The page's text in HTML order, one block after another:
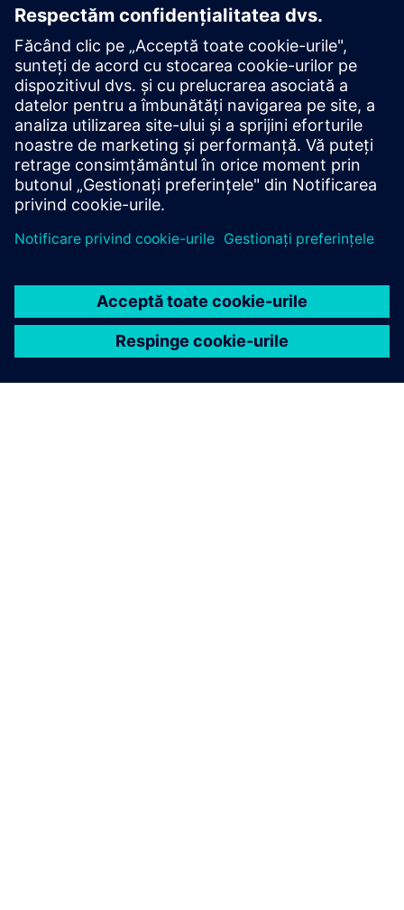
Digital transformation
Eraneos conduce și sprijină proiecte de strategie și
implementare legate de tehnologie în domeniul feroviar, cu
accent pe: - Digital Asset Management - Operațiuni
automate de tren - Călătorie digitală a clienților - Enterprise
Aut...
Aflați mai multe